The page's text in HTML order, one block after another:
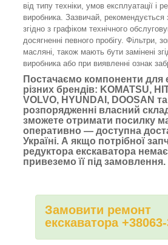
від типу техніки, умов експлуатації і
виробника. Зазвичай, рекомендується
згідно з графіком технічного
досягненні певного пробігу. Фільтри,
масляні, також мають бути замінені
виробника або при виявленні ознак
Постачаємо компоненти для
різних брендів: KOMATSU,
VOLVO, HYUNDAI, DOOSAN
розпорядженні власний
зможете отримати посилку
оперативно — доступна
Україні. А якщо потрібної
редуктора екскаватора
привеземо її під замовлення.
Замовити ремонт
екскаватора